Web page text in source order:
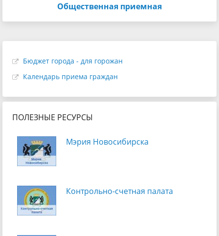
Общественная приемная
Бюджет города - для горожан
Календарь приема граждан
ПОЛЕЗНЫЕ РЕСУРСЫ
Мэрия Новосибирска
Контрольно-счетная палата